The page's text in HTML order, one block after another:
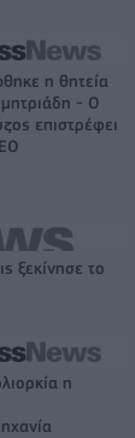
η θητεία
- Ο
επιστρέφει
ξεκίνησε το
η